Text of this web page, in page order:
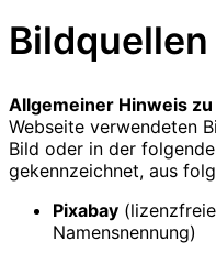
Bildquellen
Allgemeiner Hinweis
Webseite verwendeten
Bild oder in der
gekennzeichnet, aus
Pixabay
Namensnennung)